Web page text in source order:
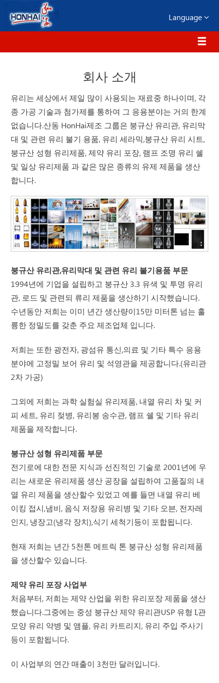
Language
회사 소개
유리는 세상에서 제일 많이 사용되는 재료중 하나이며, 각
종 가공 기술과 첨가제를 통하여 그 응용분야는 거의 한계
없습니다.산동 HonHai제조 그룹은 붕규산 유리관, 유리막
대 및 관련 유리 불기 용품, 유리 세라믹,붕규산 유리 시트,
붕규산 성형 유리제품, 제약 유리 포장, 램프 조명 유리 쉘
및 일상 유리제품 과 같은 많은 종류의 유제 제품을 생산
합니다.
붕규산 유리관,유리막대 및 관련 유리 불기용품 부문
1994년에 기업을 설립하고 붕규산 3.3 유색 및 투명 유리
관, 로드 및 관련되 류리 제품을 생산하기 시작했습니다.
수년동안 저희는 이미 년간 생산량이15만 미터톤 넘는 훌
륭한 정밀도를 갖춘 주요 제조업체 입니다.
저희는 또한 광전자, 광섬유 통신,의료 및 기타 특수 응용
분야에 고정밀 보어 유리 및 석영관을 제공합니다.(유리관
2차 가공)
그외에 저희는 과학 실험실 유리제품, 내열 유리 차 및 커
피 세트, 유리 젖병, 유리봉 송수관, 램프 쉘 및 기타 유리
제품을 제작합니다.
붕규산 성형 유리제품 부문
전기로에 대한 전문 지식과 선진적인 기술로 2001년에 우
리는 새로운 유리제품 생산 공장을 설립하여 고품질의 내
열 유리 제품을 생산할수 있었고 예를 들면 내열 유리 베
이킹 접시,냄비, 음식 저장용 유리병 및 기타 오븐, 전자레
인지, 냉장고(냉각 장치),식기 세척기등이 포합됩니다.
현재 저희는 년간 5천톤 메트릭 톤 붕규산 성형 유리제품
을 생산할수 있습니다.
제약 유리 포장 사업부
처음부터, 저희는 제약 산업을 위한 유리포장 제품을 생산
했습니다.그중에는 중성 붕규산 제약 유리관USP 유형 I,관
모양 유리 약병 및 앰플, 유리 카트리지, 유리 주입 주사기
등이 포함됩니다.
이 사업부의 연간 매출이 3천만 달러입니다.